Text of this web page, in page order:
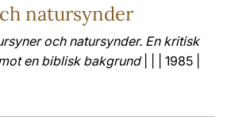
natursynder
och natursynder. En kritisk
en biblisk bakgrund| | | 1985 |